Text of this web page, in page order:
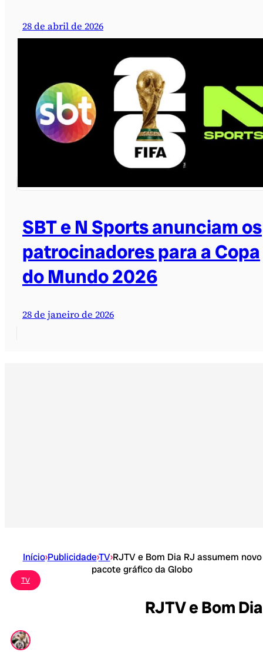
28 de abril de 2026
SBT e N Sports anunciam os
patrocinadores para a Copa
do Mundo 2026
28 de janeiro de 2026
Início›Publicidade›TV›RJTV e Bom Dia RJ assumem novo
pacote gráfico da Globo
TV
RJTV e Bom